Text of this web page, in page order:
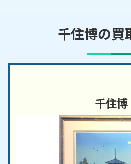
千住博の買
千住博